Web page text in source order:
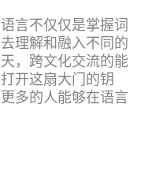
言不仅仅是掌握词
理解和融入不同的
，跨文化交流的能
开这扇大门的钥
多的人能够在语言